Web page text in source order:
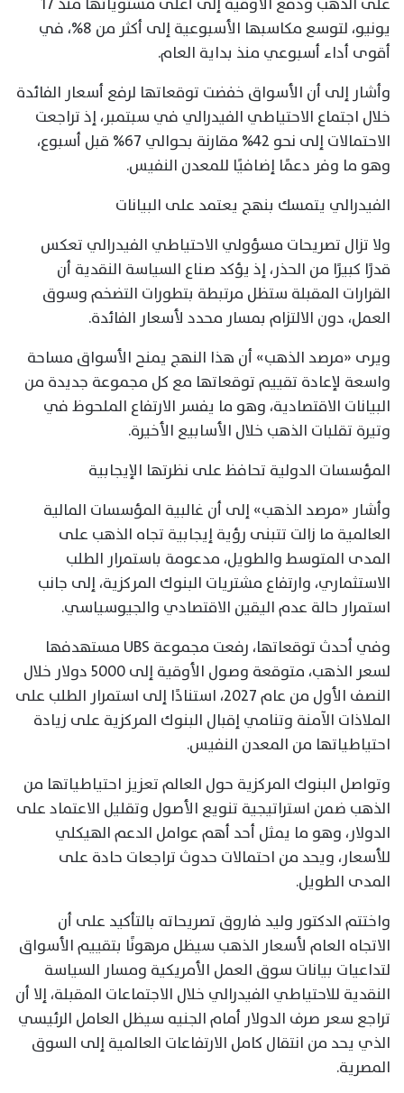
يونيو، لتوسع مكاسبها الأسبوعية إلى أكثر من 8%، في
أقوى أداء أسبوعي منذ بداية العام.
وأشار إلى أن الأسواق خفضت توقعاتها لرفع أسعار الفائدة
خلال اجتماع الاحتياطي الفيدرالي في سبتمبر، إذ تراجعت
الاحتمالات إلى نحو 42% مقارنة بحوالي 67% قبل أسبوع،
وهو ما وفر دعمًا إضافيًا للمعدن النفيس.
الفيدرالي يتمسك بنهج يعتمد على البيانات
ولا تزال تصريحات مسؤولي الاحتياطي الفيدرالي تعكس
قدرًا كبيرًا من الحذر، إذ يؤكد صناع السياسة النقدية أن
القرارات المقبلة ستظل مرتبطة بتطورات التضخم وسوق
العمل، دون الالتزام بمسار محدد لأسعار الفائدة.
ويرى «مرصد الذهب» أن هذا النهج يمنح الأسواق مساحة
واسعة لإعادة تقييم توقعاتها مع كل مجموعة جديدة من
البيانات الاقتصادية، وهو ما يفسر الارتفاع الملحوظ في
وتيرة تقلبات الذهب خلال الأسابيع الأخيرة.
المؤسسات الدولية تحافظ على نظرتها الإيجابية
وأشار «مرصد الذهب» إلى أن غالبية المؤسسات المالية
العالمية ما زالت تتبنى رؤية إيجابية تجاه الذهب على
المدى المتوسط والطويل، مدعومة باستمرار الطلب
الاستثماري، وارتفاع مشتريات البنوك المركزية، إلى جانب
استمرار حالة عدم اليقين الاقتصادي والجيوسياسي.
وفي أحدث توقعاتها، رفعت مجموعة UBS مستهدفها
لسعر الذهب، متوقعة وصول الأوقية إلى 5000 دولار خلال
النصف الأول من عام 2027، استنادًا إلى استمرار الطلب على
الملاذات الآمنة وتنامي إقبال البنوك المركزية على زيادة
احتياطياتها من المعدن النفيس.
وتواصل البنوك المركزية حول العالم تعزيز احتياطياتها من
الذهب ضمن استراتيجية تنويع الأصول وتقليل الاعتماد على
الدولار، وهو ما يمثل أحد أهم عوامل الدعم الهيكلي
للأسعار، ويحد من احتمالات حدوث تراجعات حادة على
المدى الطويل.
واختتم الدكتور وليد فاروق تصريحاته بالتأكيد على أن
الاتجاه العام لأسعار الذهب سيظل مرهونًا بتقييم الأسواق
لتداعيات بيانات سوق العمل الأمريكية ومسار السياسة
النقدية للاحتياطي الفيدرالي خلال الاجتماعات المقبلة، إلا أن
تراجع سعر صرف الدولار أمام الجنيه سيظل العامل الرئيسي
الذي يحد من انتقال كامل الارتفاعات العالمية إلى السوق
المصرية.